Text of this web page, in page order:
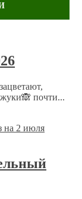
поля
почти...